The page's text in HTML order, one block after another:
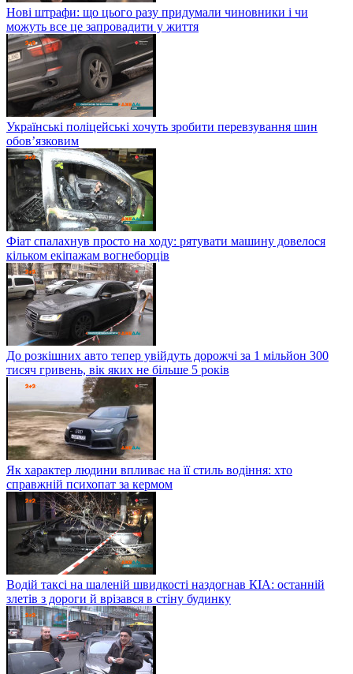
Нові штрафи: що цього разу придумали чиновники і чи
можуть все це запровадити у життя
Українські поліцейські хочуть зробити перевзування шин
обов’язковим
Фіат спалахнув просто на ходу: рятувати машину довелося
кільком екіпажам вогнеборців
До розкішних авто тепер увійдуть дорожчі за 1 мільйон 300
тисяч гривень, вік яких не більше 5 років
Як характер людини впливає на її стиль водіння: хто
справжній психопат за кермом
Водій таксі на шаленій швидкості наздогнав КІА: останній
злетів з дороги й врізався в стіну будинку